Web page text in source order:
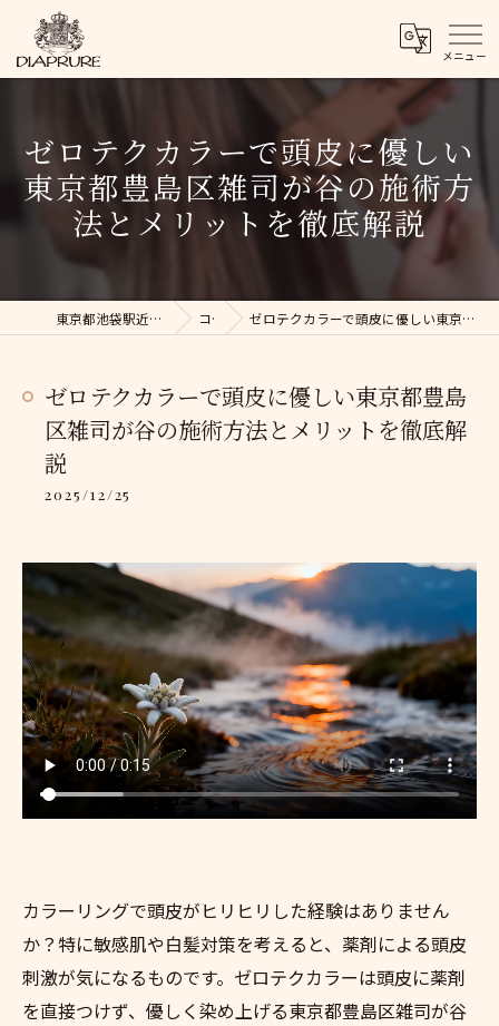
ゼロテクカラーで頭皮に優しい
東京都豊島区雑司が谷の施術方
法とメリットを徹底解説
東京都池袋駅近くの美容院ならDIAPRURE コラム ゼロテクカラーで頭皮に優しい東京都豊島区雑司が谷の施術方法とメリットを徹底解説
ゼロテクカラーで頭皮に優しい東京都豊島
区雑司が谷の施術方法とメリットを徹底解
説
2025/12/25
カラーリングで頭皮がヒリヒリした経験はありません
か？特に敏感肌や白髪対策を考えると、薬剤による頭皮
刺激が気になるものです。ゼロテクカラーは頭皮に薬剤
を直接つけず、優しく染め上げる東京都豊島区雑司が谷